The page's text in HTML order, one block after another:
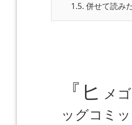
1.5. 併せて読み
『ヒ メ
ッグコミ